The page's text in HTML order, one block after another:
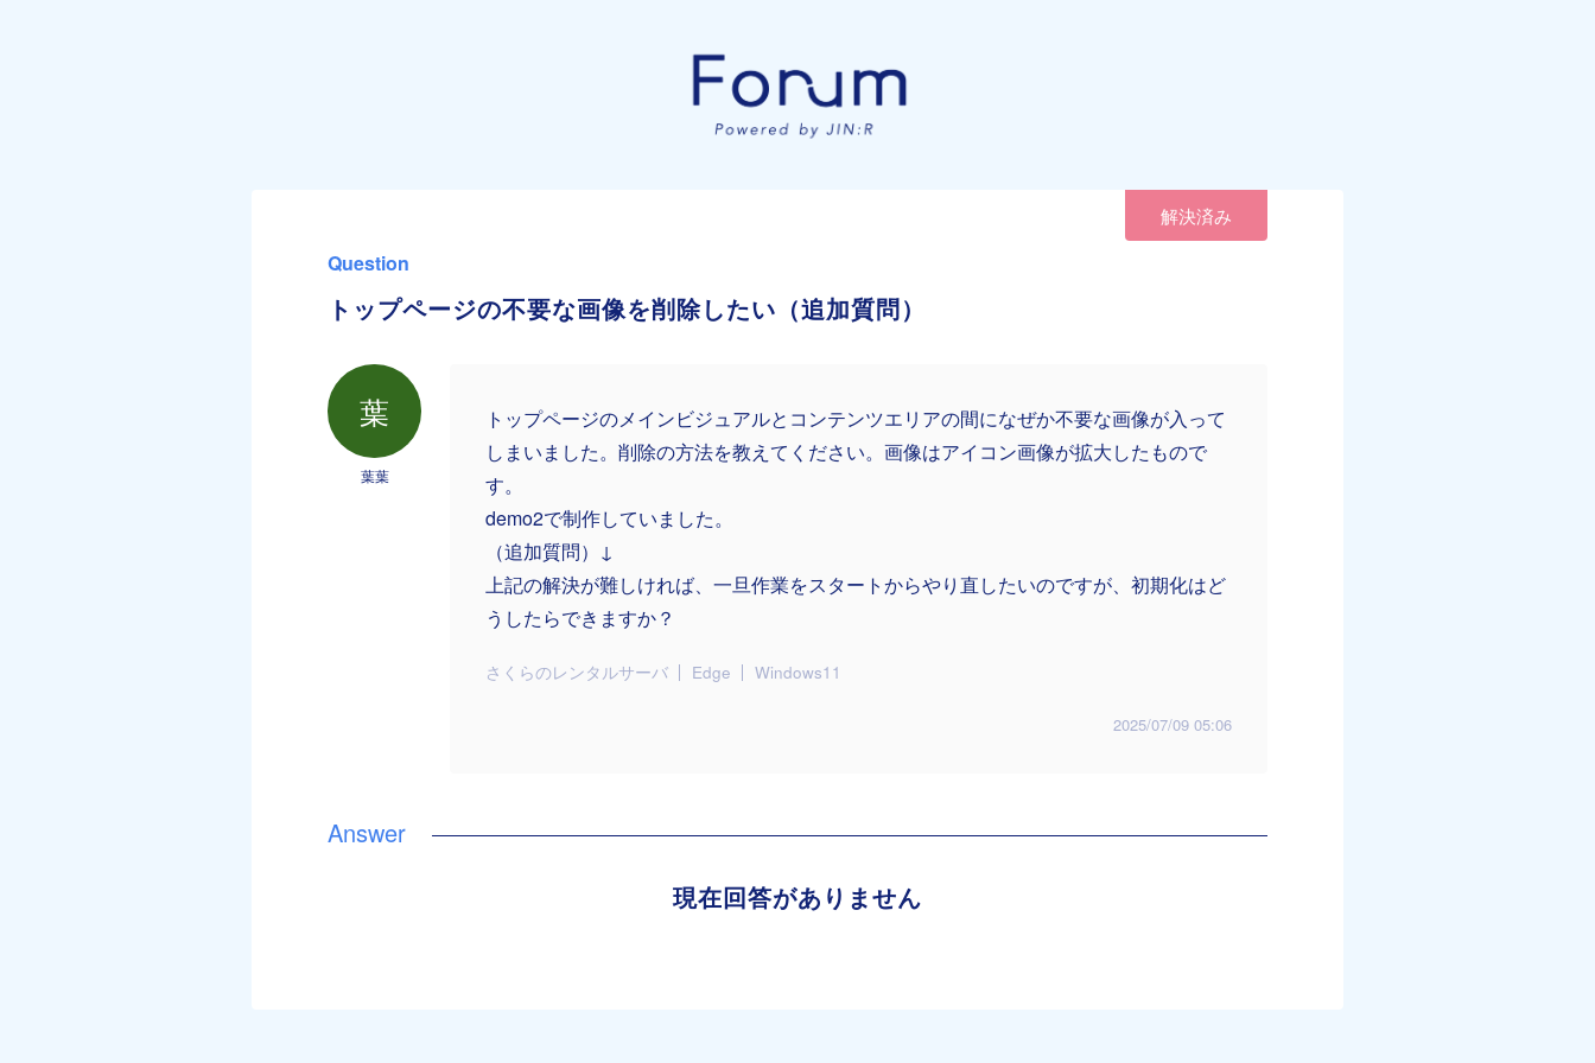
解決済み
Question
トップページの不要な画像を削除したい（追加質問）
葉
葉葉
トップページのメインビジュアルとコンテンツエリアの間になぜか不要な画像が入って
しまいました。削除の方法を教えてください。画像はアイコン画像が拡大したもので
す。
demo2で制作していました。
（追加質問）↓
上記の解決が難しければ、一旦作業をスタートからやり直したいのですが、初期化はど
うしたらできますか？
さくらのレンタルサーバ Edge Windows11
2025/07/09 05:06
現在回答がありません